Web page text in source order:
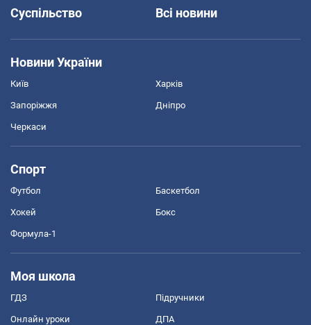
Суспільство
Всі новини
Новини України
Київ Харків
Запоріжжя Дніпро
Черкаси
Спорт
Футбол Баскетбол
Хокей Бокс
Формула-1
Моя школа
ГДЗ Підручники
Онлайн уроки ДПА